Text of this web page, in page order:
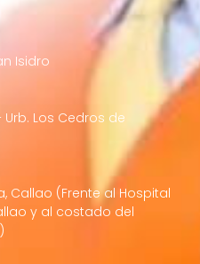
Isidro
Urb. Los Cedros de
Callao (Frente al Hospital
y al costado del